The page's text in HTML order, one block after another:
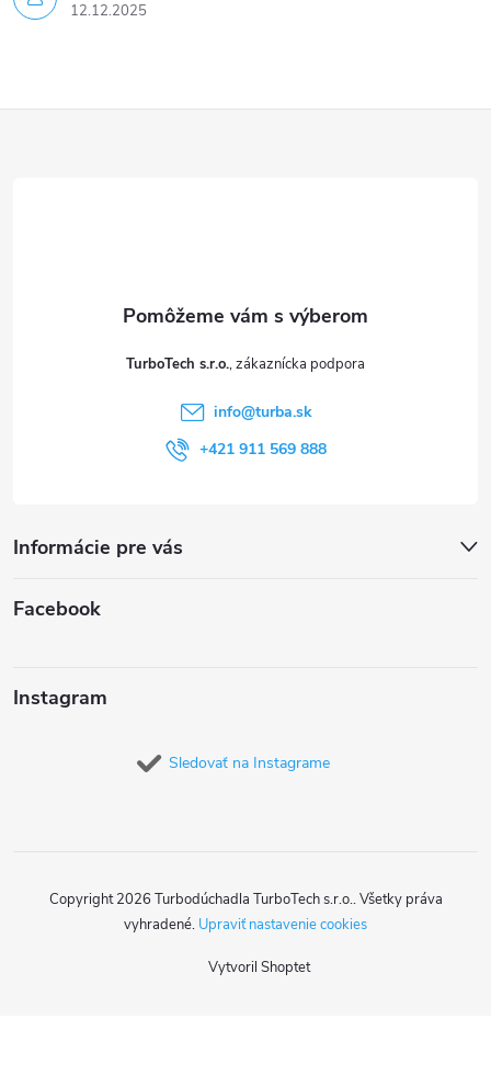
12.12.2025
TurboTech s.r.o.
info@turba.sk
+421 911 569 888
Informácie pre vás
Facebook
Instagram
Sledovať na Instagrame
Vytvoril Shoptet
Copyright 2026 Turbodúchadla TurboTech s.r.o.. Všetky práva
vyhradené. Upraviť nastavenie cookies